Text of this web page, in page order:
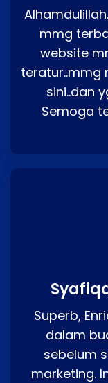
mmg
website
teratur..mmg
sini..dan
Semoga
Superb,
dalam
sebelum
marketing.